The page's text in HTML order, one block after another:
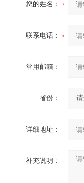
您的姓名：
联系电话：
常用邮箱：
省份：
详细地址：
补充说明：